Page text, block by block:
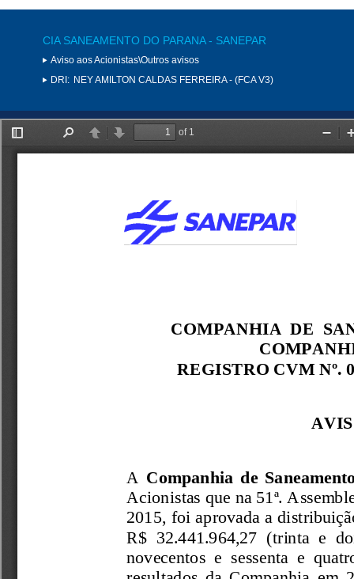
CIA SANEAMENTO DO PARANA - SANEPAR
Aviso aos Acionistas\Outros avisos
DRI: NEY AMILTON CALDAS FERREIRA - (FCA V3)